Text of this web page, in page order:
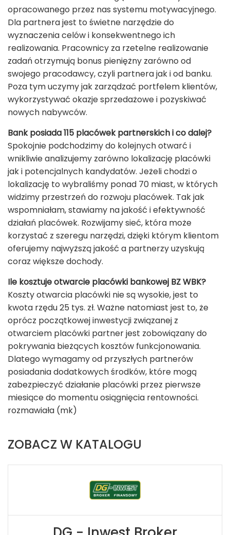
opracowanego przez nas systemu motywacyjnego.
Dla partnera jest to świetne narzędzie do
wyznaczenia celów i konsekwentnego ich
realizowania. Pracownicy za rzetelne realizowanie
zadań otrzymują bonus pieniężny zarówno od
swojego pracodawcy, czyli partnera jak i od banku.
Poza tym uczymy jak zarządzać portfelem klientów,
wykorzystywać okazje sprzedażowe i pozyskiwać
nowych nabywców.
Bank posiada 115 placówek partnerskich i co dalej?
Spokojnie podchodzimy do kolejnych otwarć i
wnikliwie analizujemy zarówno lokalizację placówki
jak i potencjalnych kandydatów. Jeżeli chodzi o
lokalizację to wybraliśmy ponad 70 miast, w których
widzimy przestrzeń do rozwoju placówek. Tak jak
wspomniałam, stawiamy na jakość i efektywność
działań placówek. Rozwijamy sieć, która może
korzystać z szeregu narzędzi, dzięki którym klientom
oferujemy najwyższą jakość a partnerzy uzyskują
coraz większe dochody.
Ile kosztuje otwarcie placówki bankowej BZ WBK?
Koszty otwarcia placówki nie są wysokie, jest to
kwota rzędu 25 tys. zł. Ważne natomiast jest to, że
oprócz początkowej inwestycji związanej z
otwarciem placówki partner jest zobowiązany do
pokrywania bieżących kosztów funkcjonowania.
Dlatego wymagamy od przyszłych partnerów
posiadania dodatkowych środków, które mogą
zabezpieczyć działanie placówki przez pierwsze
miesiące do momentu osiągnięcia rentowności.
rozmawiała (mk)
ZOBACZ W KATALOGU